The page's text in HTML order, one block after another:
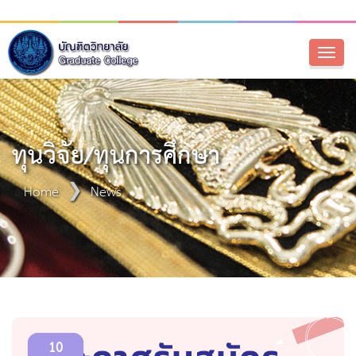
ทุนวิจัย/ทุนการศึกษา
Home News
10